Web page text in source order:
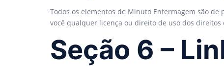
Todos os elementos de Minuto Enfermagem são
você qualquer licença ou direito de uso dos
Seção 6 –